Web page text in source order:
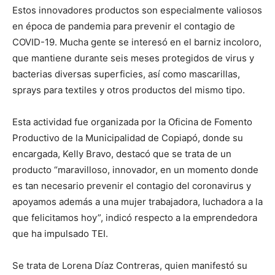
Estos innovadores productos son especialmente valiosos
en época de pandemia para prevenir el contagio de
COVID-19. Mucha gente se interesó en el barniz incoloro,
que mantiene durante seis meses protegidos de virus y
bacterias diversas superficies, así como mascarillas,
sprays para textiles y otros productos del mismo tipo.
Esta actividad fue organizada por la Oficina de Fomento
Productivo de la Municipalidad de Copiapó, donde su
encargada, Kelly Bravo, destacó que se trata de un
producto “maravilloso, innovador, en un momento donde
es tan necesario prevenir el contagio del coronavirus y
apoyamos además a una mujer trabajadora, luchadora a la
que felicitamos hoy”, indicó respecto a la emprendedora
que ha impulsado TEI.
Se trata de Lorena Díaz Contreras, quien manifestó su